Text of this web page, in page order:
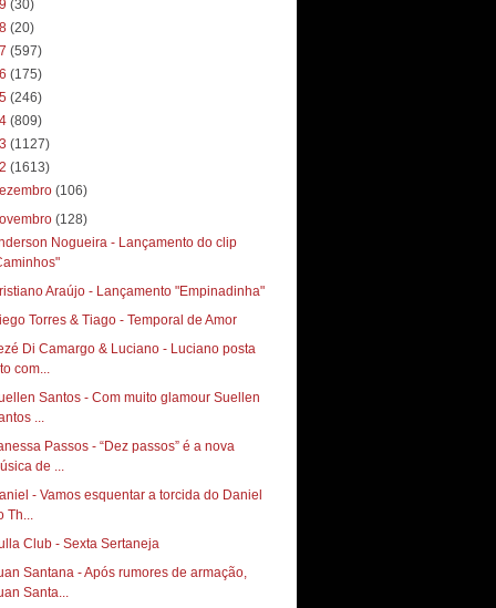
(30)
(20)
(597)
(175)
(246)
(809)
(1127)
(1613)
(106)
(128)
Nogueira - Lançamento do clip
Araújo - Lançamento "Empinadinha"
Torres & Tiago - Temporal de Amor
Di Camargo & Luciano - Luciano posta
com...
Santos - Com muito glamour Suellen
...
Passos‏ - “Dez passos” é a nova
de ...
- Vamos esquentar a torcida do Daniel
Th...
Bulla Club - Sexta Sertaneja‏
Santana - Após rumores de armação,
Santa...